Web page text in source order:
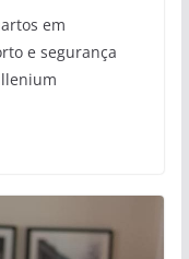
em
e segurança